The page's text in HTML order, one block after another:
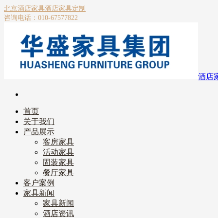
北京酒店家具酒店家具定制
咨询电话：010-67577822
酒店
首页
关于我们
产品展示
客房家具
活动家具
固装家具
餐厅家具
客户案例
家具新闻
家具新闻
酒店资讯